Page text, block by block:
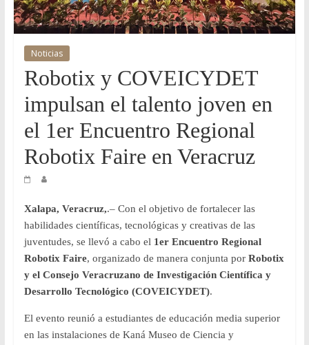
y
Desarrollo
Tecnológico
COVEICYDET
Noticias
Robotix y COVEICYDET
impulsan el talento joven en
el 1er Encuentro Regional
Robotix Faire en Veracruz
Xalapa, Veracruz,.– Con el objetivo de fortalecer las
habilidades científicas, tecnológicas y creativas de las
juventudes, se llevó a cabo el 1er Encuentro Regional
Robotix Faire, organizado de manera conjunta por Robotix
y el Consejo Veracruzano de Investigación Científica y
Desarrollo Tecnológico (COVEICYDET).
El evento reunió a estudiantes de educación media superior
en las instalaciones de Kaná Museo de Ciencia y